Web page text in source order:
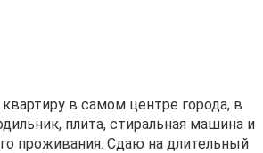
в самом центре города, в
плита, стиральная машина и
проживания. Сдаю на длительный